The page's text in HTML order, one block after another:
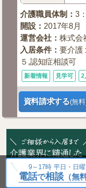
介護職員体制 ：3
開設 ： 2017年8月
運営会社 ：株式会
入居条件：要介護
５,認知症相談可
新着情報 見学可 2
資料請求する(無
9～17時 平日・日曜
電話で相談（無料